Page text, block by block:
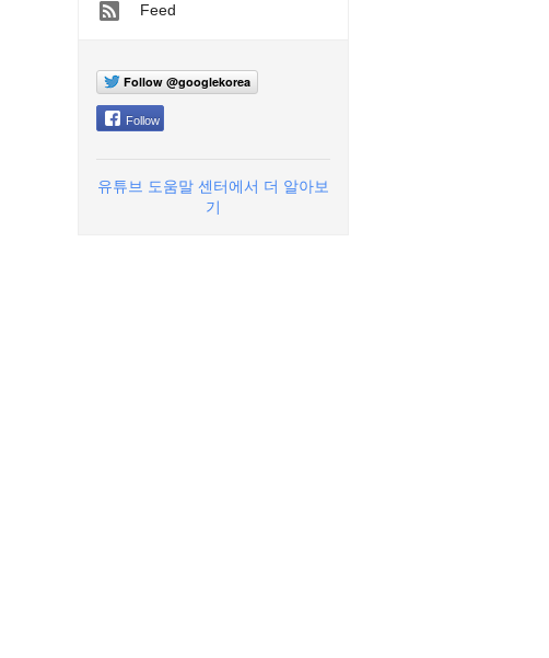
Feed
Follow @googlekorea
Follow
유튜브 도움말 센터에서 더 알아보
기